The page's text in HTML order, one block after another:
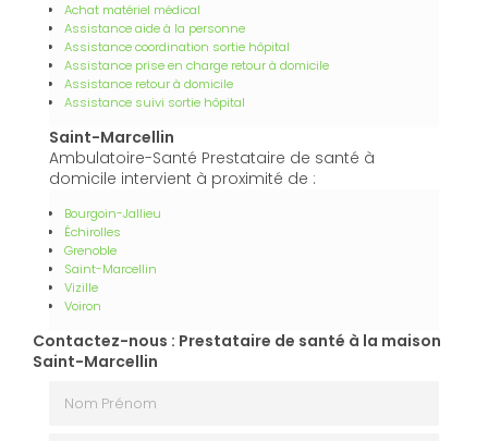
Achat matériel médical
Assistance aide à la personne
Assistance coordination sortie hôpital
Assistance prise en charge retour à domicile
Assistance retour à domicile
Assistance suivi sortie hôpital
Saint-Marcellin
Ambulatoire-Santé Prestataire de santé à
domicile intervient à proximité de :
Bourgoin-Jallieu
Échirolles
Grenoble
Saint-Marcellin
Vizille
Voiron
Contactez-nous : Prestataire de santé à la maison
Saint-Marcellin